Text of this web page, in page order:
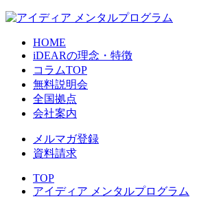
HOME
iDEARの理念・特徴
コラムTOP
無料説明会
全国拠点
会社案内
メルマガ登録
資料請求
TOP
アイディア メンタルプログラム